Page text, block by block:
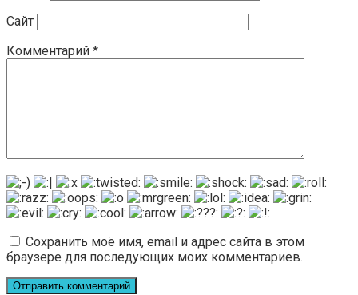
Сайт
Комментарий *
Сохранить моё имя, email и адрес сайта в этом
браузере для последующих моих комментариев.